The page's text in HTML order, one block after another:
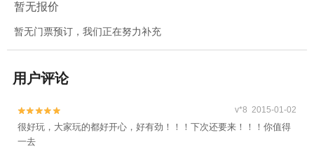
暂无报价
暂无门票预订，我们正在努力补充
用户评论

 v*8 2015-01-02
很好玩，大家玩的都好开心，好有劲！！！下次还要来！！！你值得
一去